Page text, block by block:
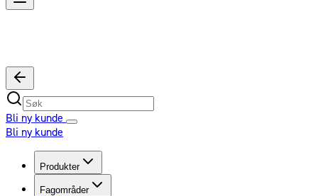
Bli ny kunde
Bli ny kunde
Produkter
Fagområder